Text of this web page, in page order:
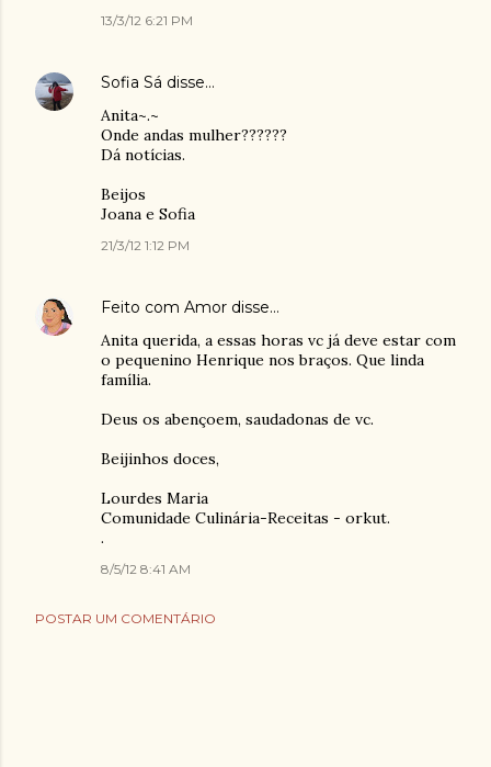
13/3/12 6:21 PM
Sofia Sá disse…
Anita~.~
Onde andas mulher??????
Dá notícias.
Beijos
Joana e Sofia
21/3/12 1:12 PM
Feito com Amor disse…
Anita querida, a essas horas vc já deve estar com
o pequenino Henrique nos braços. Que linda
família.
Deus os abençoem, saudadonas de vc.
Beijinhos doces,
Lourdes Maria
Comunidade Culinária-Receitas - orkut.
.
8/5/12 8:41 AM
POSTAR UM COMENTÁRIO